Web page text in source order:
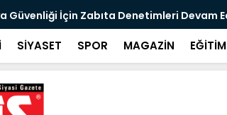
Yangını Bugün Önleyebiliriz" Çağrısı
SİYASET SPOR MAGAZİN EĞİTİM